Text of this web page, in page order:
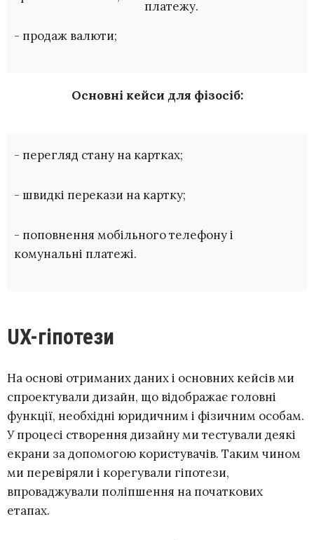
- продаж валюти;
платежу.
Основні кейси для фізосіб:
- перегляд стану на картках;
- швидкі перекази на картку;
- поповнення мобільного телефону і
комунальні платежі.
UX-гіпотези
На основі отриманих даних і основних кейсів ми
спроектували дизайн, що відображає головні
функції, необхідні юридичним і фізичним особам.
У процесі створення дизайну ми тестували деякі
екрани за допомогою користувачів. Таким чином
ми перевіряли і корегували гіпотези,
впроваджували поліпшення на початкових
етапах.